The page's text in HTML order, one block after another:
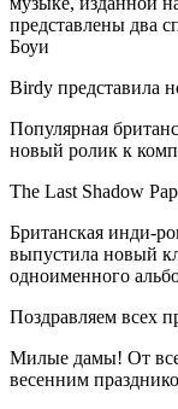
представлены два
Боуи
Birdy представила
Популярная
новый ролик к
The Last Shadow
Британская инди-
выпустила новый
одноименного
Поздравляем всех
Милые дамы! От
весенним